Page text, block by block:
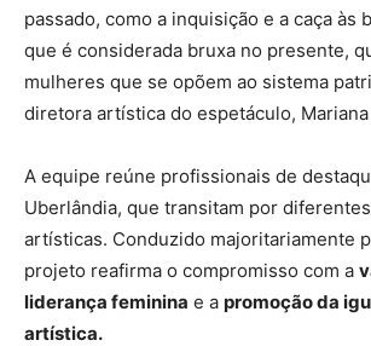
passado, como a inquisição e a caça às
que é considerada bruxa no presente,
mulheres que se opõem ao sistema
diretora artística do espetáculo, Mariana
A equipe reúne profissionais de
Uberlândia, que transitam por
artísticas. Conduzido majoritariamente
projeto reafirma o compromisso com a
liderança feminina e a promoção da
artística.